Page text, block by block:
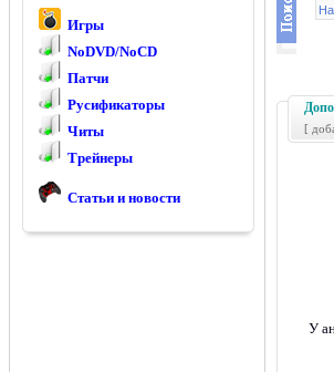
Игры
NoDVD/NoCD
Патчи
Русификаторы
Читы
Трейнеры
Статьи и новости
[
У